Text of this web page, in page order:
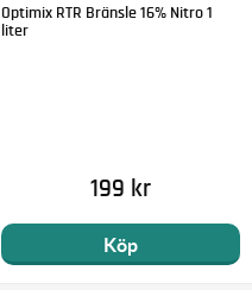
Optimix RTR Bränsle 16% Nitro 1
liter
199 kr
Köp